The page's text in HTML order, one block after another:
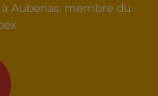
Aubenas, membre du